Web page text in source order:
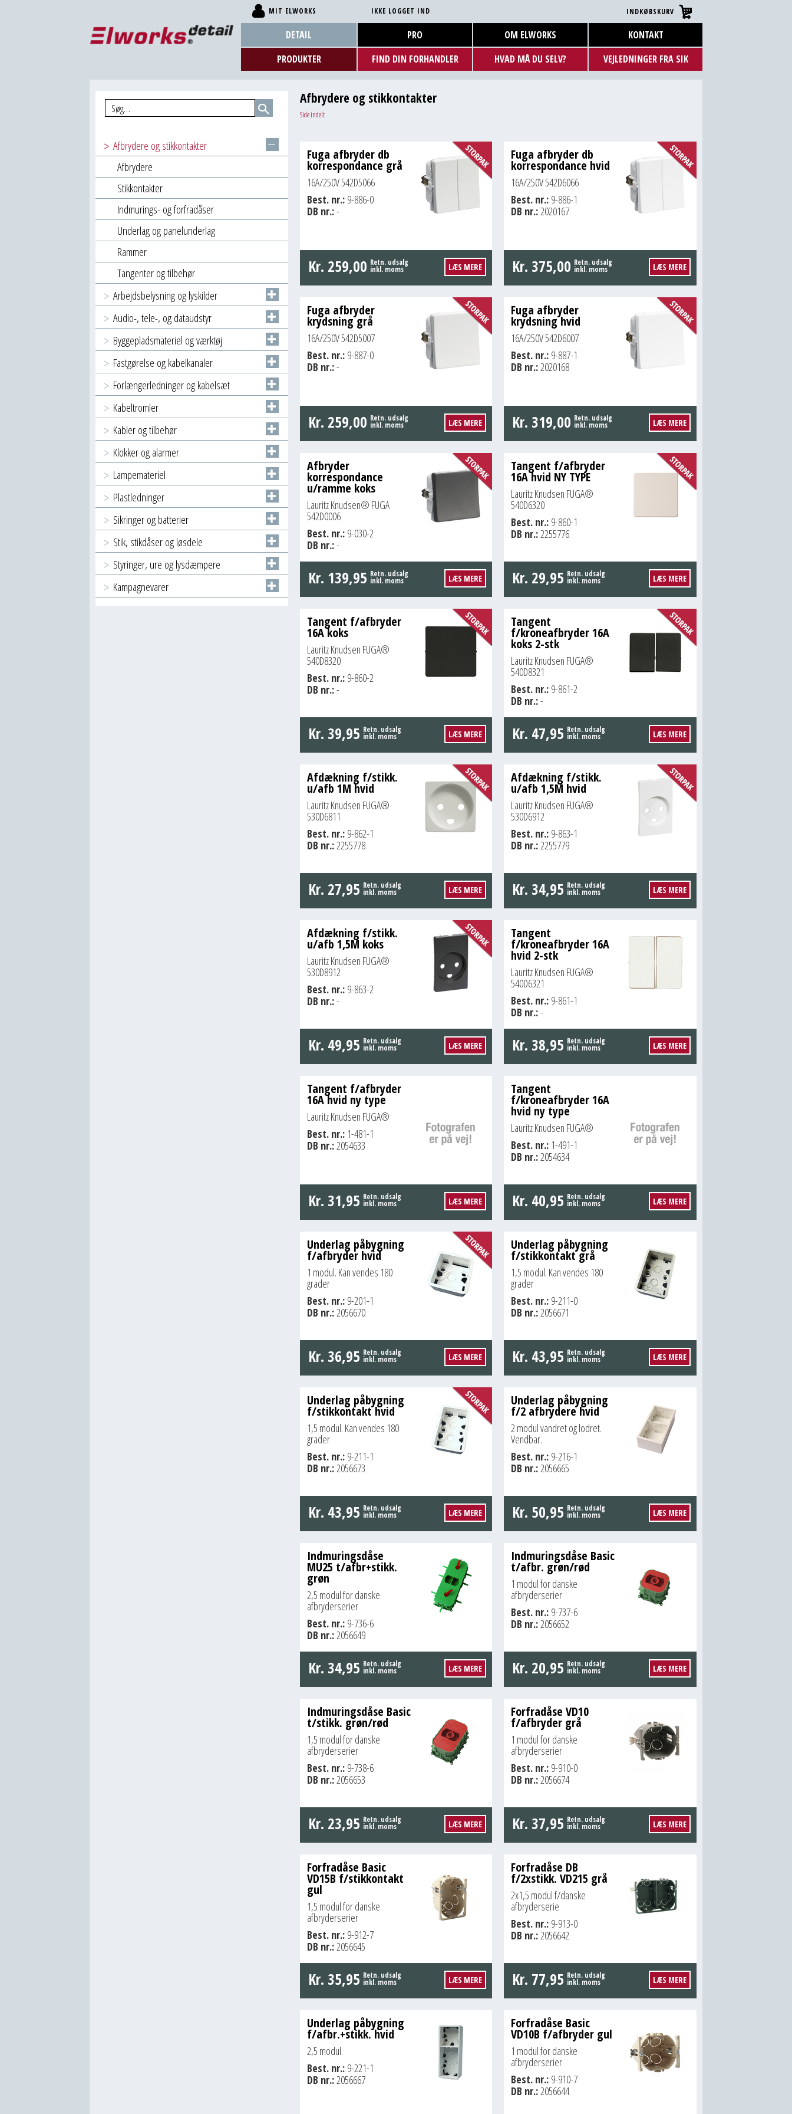
MIT ELWORKS IKKE LOGGET IND INDKØBSKURV
DETAIL
PRODUKTER
FIND DIN FORHANDLER HVAD MÅ DU SELV? VEJLEDNINGER FRA SIK
PRO OM ELWORKS KONTAKT
Afbrydere og stikkontakter
Afbrydere
Stikkontakter
Indmurings- og forfradåser
Underlag og panelunderlag
Rammer
Tangenter og tilbehør
Arbejdsbelysning og lyskilder
Audio-, tele-, og dataudstyr
Byggepladsmateriel og værktøj
Fastgørelse og kabelkanaler
Forlængerledninger og kabelsæt
Kabeltromler
Kabler og tilbehør
Klokker og alarmer
Lampemateriel
Plastledninger
Sikringer og batterier
Stik, stikdåser og løsdele
Styringer, ure og lysdæmpere
Kampagnevarer
Afbrydere og stikkontakter
Side indelt
Fuga afbryder db
korrespondance grå
16A/250V 542D5066
Best. nr.: 9-886-0
DB nr.:-
Kr. 259,00 Retn. udsalg
inkl. moms LÆS MERE
Fuga afbryder db
korrespondance hvid
16A/250V 542D6066
Best. nr.: 9-886-1
DB nr.:2020167
Kr. 375,00 Retn. udsalg
inkl. moms LÆS MERE
Fuga afbryder
krydsning grå
16A/250V 542D5007
Best. nr.: 9-887-0
DB nr.:-
Kr. 259,00 Retn. udsalg
inkl. moms LÆS MERE
Fuga afbryder
krydsning hvid
16A/250V 542D6007
Best. nr.: 9-887-1
DB nr.:2020168
Kr. 319,00 Retn. udsalg
inkl. moms LÆS MERE
Afbryder
korrespondance
u/ramme koks
Lauritz Knudsen® FUGA
542D0006
Best. nr.: 9-030-2
DB nr.:-
Kr. 139,95 Retn. udsalg
inkl. moms LÆS MERE
Tangent f/afbryder
16A hvid NY TYPE
Lauritz Knudsen FUGA®
540D6320
Best. nr.: 9-860-1
DB nr.:2255776
Kr. 29,95 Retn. udsalg
inkl. moms LÆS MERE
Tangent f/afbryder
16A koks
Lauritz Knudsen FUGA®
540D8320
Best. nr.: 9-860-2
DB nr.:-
Kr. 39,95 Retn. udsalg
inkl. moms LÆS MERE
Tangent
f/kroneafbryder 16A
koks 2-stk
Lauritz Knudsen FUGA®
540D8321
Best. nr.: 9-861-2
DB nr.:-
Kr. 47,95 Retn. udsalg
inkl. moms LÆS MERE
Afdækning f/stikk.
u/afb 1M hvid
Lauritz Knudsen FUGA®
530D6811
Best. nr.: 9-862-1
DB nr.:2255778
Kr. 27,95 Retn. udsalg
inkl. moms LÆS MERE
Afdækning f/stikk.
u/afb 1,5M hvid
Lauritz Knudsen FUGA®
530D6912
Best. nr.: 9-863-1
DB nr.:2255779
Kr. 34,95 Retn. udsalg
inkl. moms LÆS MERE
Afdækning f/stikk.
u/afb 1,5M koks
Lauritz Knudsen FUGA®
530D8912
Best. nr.: 9-863-2
DB nr.:-
Kr. 49,95 Retn. udsalg
inkl. moms LÆS MERE
Tangent
f/kroneafbryder 16A
hvid 2-stk
Lauritz Knudsen FUGA®
540D6321
Best. nr.: 9-861-1
DB nr.:-
Kr. 38,95 Retn. udsalg
inkl. moms LÆS MERE
Tangent f/afbryder
16A hvid ny type
Lauritz Knudsen FUGA®
Best. nr.: 1-481-1
DB nr.:2054633
Kr. 31,95 Retn. udsalg
inkl. moms LÆS MERE
Tangent
f/kroneafbryder 16A
hvid ny type
Lauritz Knudsen FUGA®
Best. nr.: 1-491-1
DB nr.:2054634
Kr. 40,95 Retn. udsalg
inkl. moms LÆS MERE
Underlag påbygning
f/afbryder hvid
1 modul. Kan vendes 180
grader
Best. nr.: 9-201-1
DB nr.:2056670
Kr. 36,95 Retn. udsalg
inkl. moms LÆS MERE
Underlag påbygning
f/stikkontakt grå
1,5 modul. Kan vendes 180
grader
Best. nr.: 9-211-0
DB nr.:2056671
Kr. 43,95 Retn. udsalg
inkl. moms LÆS MERE
Underlag påbygning
f/stikkontakt hvid
1,5 modul. Kan vendes 180
grader
Best. nr.: 9-211-1
DB nr.:2056673
Kr. 43,95 Retn. udsalg
inkl. moms LÆS MERE
Underlag påbygning
f/2 afbrydere hvid
2 modul vandret og lodret.
Vendbar.
Best. nr.: 9-216-1
DB nr.:2056665
Kr. 50,95 Retn. udsalg
inkl. moms LÆS MERE
Indmuringsdåse
MU25 t/afbr+stikk.
grøn
2,5 modul for danske
afbryderserier
Best. nr.: 9-736-6
DB nr.:2056649
Kr. 34,95 Retn. udsalg
inkl. moms LÆS MERE
Indmuringsdåse Basic
t/afbr. grøn/rød
1 modul for danske
afbryderserier
Best. nr.: 9-737-6
DB nr.:2056652
Kr. 20,95 Retn. udsalg
inkl. moms LÆS MERE
Indmuringsdåse Basic
t/stikk. grøn/rød
1,5 modul for danske
afbryderserier
Best. nr.: 9-738-6
DB nr.:2056653
Kr. 23,95 Retn. udsalg
inkl. moms LÆS MERE
Forfradåse VD10
f/afbryder grå
1 modul for danske
afbryderserier
Best. nr.: 9-910-0
DB nr.:2056674
Kr. 37,95 Retn. udsalg
inkl. moms LÆS MERE
Forfradåse Basic
VD15B f/stikkontakt
gul
1,5 modul for danske
afbryderserier
Best. nr.: 9-912-7
DB nr.:2056645
Kr. 35,95 Retn. udsalg
inkl. moms LÆS MERE
Forfradåse DB
f/2xstikk. VD215 grå
2x1,5 modul f/danske
afbryderserie
Best. nr.: 9-913-0
DB nr.:2056642
Kr. 77,95 Retn. udsalg
inkl. moms LÆS MERE
Underlag påbygning
f/afbr.+stikk. hvid
2,5 modul.
Best. nr.: 9-221-1
DB nr.:2056667
Forfradåse Basic
VD10B f/afbryder gul
1 modul for danske
afbryderserier
Best. nr.: 9-910-7
DB nr.:2056644